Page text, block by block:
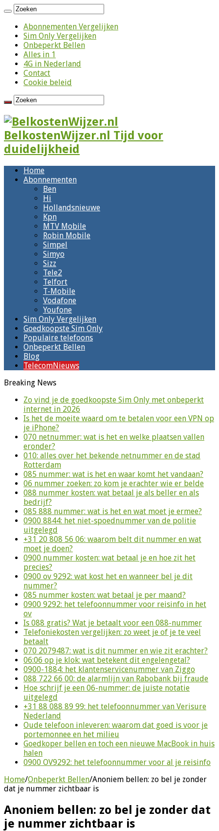
Abonnementen Vergelijken
Sim Only Vergelijken
Onbeperkt Bellen
Alles in 1
4G in Nederland
Contact
Cookie beleid
BelkostenWijzer.nl Tijd voor
duidelijkheid
Home
Abonnementen
Ben
Hi
Hollandsnieuwe
Kpn
MTV Mobile
Robin Mobile
Simpel
Simyo
Sizz
Tele2
Telfort
T-Mobile
Vodafone
Youfone
Sim Only Vergelijken
Goedkoopste Sim Only
Populaire telefoons
Onbeperkt Bellen
Blog
TelecomNieuws
Breaking News
Zo vind je de goedkoopste Sim Only met onbeperkt
internet in 2026
Is het de moeite waard om te betalen voor een VPN op
je iPhone?
070 netnummer: wat is het en welke plaatsen vallen
eronder?
010: alles over het bekende netnummer en de stad
Rotterdam
085 nummer: wat is het en waar komt het vandaan?
06 nummer zoeken: zo kom je erachter wie er belde
088 nummer kosten: wat betaal je als beller en als
bedrijf?
085 888 nummer: wat is het en wat moet je ermee?
0900 8844: het niet-spoednummer van de politie
uitgelegd
+31 20 808 56 06: waarom belt dit nummer en wat
moet je doen?
0900 nummer kosten: wat betaal je en hoe zit het
precies?
0900 ov 9292: wat kost het en wanneer bel je dit
nummer?
085 nummer kosten: wat betaal je per maand?
0900 9292: het telefoonnummer voor reisinfo in het
ov
Is 088 gratis? Wat je betaalt voor een 088-nummer
Telefoniekosten vergelijken: zo weet je of je te veel
betaalt
070 2079487: wat is dit nummer en wie zit erachter?
06:06 op je klok: wat betekent dit engelengetal?
0900-1884: het klantenservicenummer van Ziggo
088 722 66 00: de alarmlijn van Rabobank bij fraude
Hoe schrijf je een 06-nummer: de juiste notatie
uitgelegd
+31 88 088 89 99: het telefoonnummer van Verisure
Nederland
Oude telefoon inleveren: waarom dat goed is voor je
portemonnee en het milieu
Goedkoper bellen en toch een nieuwe MacBook in huis
halen
0900 OV9292: het telefoonnummer voor al je reisinfo
Home/Onbeperkt Bellen/Anoniem bellen: zo bel je zonder
dat je nummer zichtbaar is
Anoniem bellen: zo bel je zonder dat
je nummer zichtbaar is